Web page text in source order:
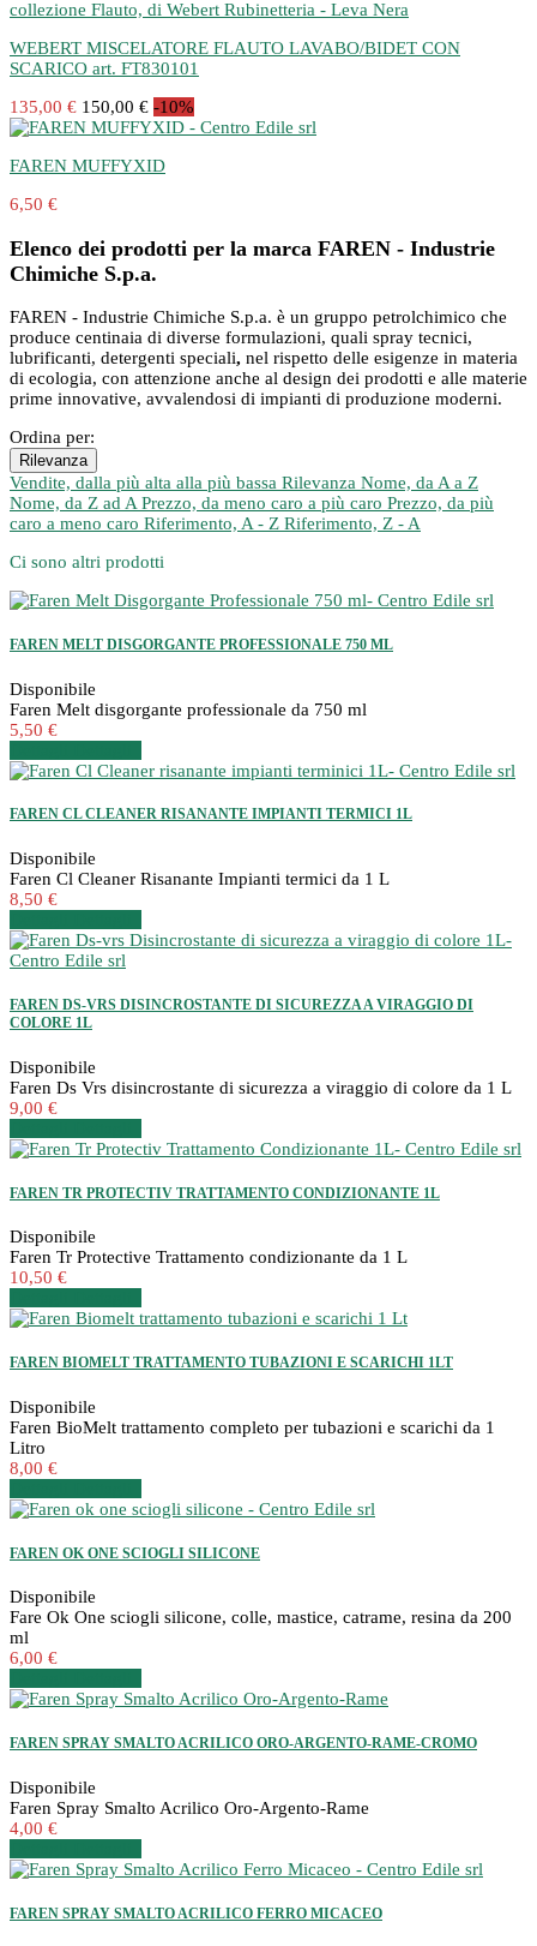
WEBERT MISCELATORE FLAUTO LAVABO/BIDET CON
SCARICO art. FT830101
135,00 € 150,00 € -10%
FAREN MUFFYXID
6,50 €
Elenco dei prodotti per la marca FAREN - Industrie
Chimiche S.p.a.
FAREN - Industrie Chimiche S.p.a. è un gruppo petrolchimico che
produce centinaia di diverse formulazioni, quali spray tecnici,
lubrificanti, detergenti speciali, nel rispetto delle esigenze in materia
di ecologia, con attenzione anche al design dei prodotti e alle materie
prime innovative, avvalendosi di impianti di produzione moderni.
Ordina per:
Rilevanza
Vendite, dalla più alta alla più bassa Rilevanza Nome, da A a Z
Nome, da Z ad A Prezzo, da meno caro a più caro Prezzo, da più
caro a meno caro Riferimento, A - Z Riferimento, Z - A
Ci sono altri prodotti
FAREN MELT DISGORGANTE PROFESSIONALE 750 ML
Disponibile
Faren Melt disgorgante professionale da 750 ml
5,50 €
FAREN CL CLEANER RISANANTE IMPIANTI TERMICI 1L
Disponibile
Faren Cl Cleaner Risanante Impianti termici da 1 L
8,50 €
FAREN DS-VRS DISINCROSTANTE DI SICUREZZA A VIRAGGIO DI
COLORE 1L
Disponibile
Faren Ds Vrs disincrostante di sicurezza a viraggio di colore da 1 L
9,00 €
FAREN TR PROTECTIV TRATTAMENTO CONDIZIONANTE 1L
Disponibile
Faren Tr Protective Trattamento condizionante da 1 L
10,50 €
FAREN BIOMELT TRATTAMENTO TUBAZIONI E SCARICHI 1LT
Disponibile
Faren BioMelt trattamento completo per tubazioni e scarichi da 1
Litro
8,00 €
FAREN OK ONE SCIOGLI SILICONE
Disponibile
Fare Ok One sciogli silicone, colle, mastice, catrame, resina da 200
ml
6,00 €
FAREN SPRAY SMALTO ACRILICO ORO-ARGENTO-RAME-CROMO
Disponibile
Faren Spray Smalto Acrilico Oro-Argento-Rame
4,00 €
FAREN SPRAY SMALTO ACRILICO FERRO MICACEO